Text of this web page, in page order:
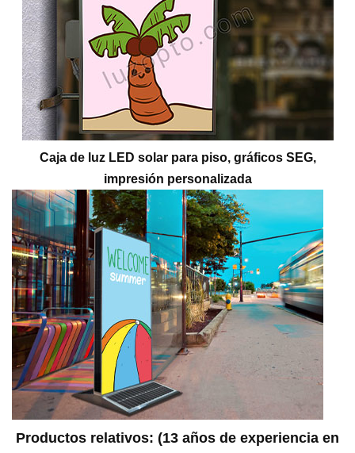
Caja de luz LED solar para piso, gráficos SEG,
impresión personalizada
Productos relativos: (13 años de experiencia en